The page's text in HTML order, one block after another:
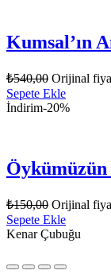
Kumsal’ın
₺540,00 Orijinal
Sepete Ekle
İndirim-20%
₺150,00 Orijinal
Sepete Ekle
Kenar Çubuğu